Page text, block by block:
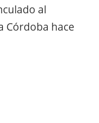
al
Córdoba hace